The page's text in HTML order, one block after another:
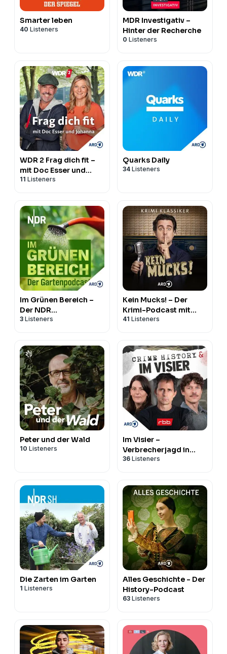
Smarter leben
40 Listeners
MDR Investigativ –
Hinter der Recherche
0 Listeners
WDR 2 Frag dich fit –
mit Doc Esser und
Johanna
11 Listeners
Quarks Daily
34 Listeners
Im Grünen Bereich –
Der NDR
Gartenpodcast
3 Listeners
Kein Mucks! – Der
Krimi-Podcast mit
Bastian Pastewka
41 Listeners
Peter und der Wald
10 Listeners
Im Visier –
Verbrecherjagd in
Berlin und
36 Listeners
Die Zarten im Garten
1 Listeners
Alles Geschichte - Der
History-Podcast
63 Listeners